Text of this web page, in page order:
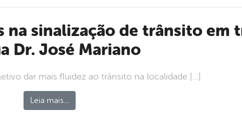
Dr. José Mariano
dar mais fluidez ao trânsito na localidade […]
Leia mais…